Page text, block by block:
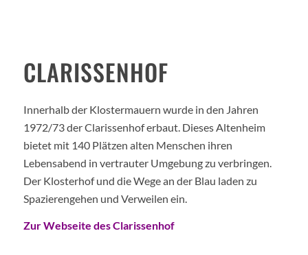
CLARISSENHOF
Innerhalb der Klostermauern wurde in den Jahren
1972/73 der Clarissenhof erbaut. Dieses Altenheim
bietet mit 140 Plätzen alten Menschen ihren
Lebensabend in vertrauter Umgebung zu verbringen.
Der Klosterhof und die Wege an der Blau laden zu
Spazierengehen und Verweilen ein.
Zur Webseite des Clarissenhof